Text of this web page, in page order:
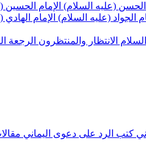
الحسن (عليه السلام) الإمام الحسين
الجواد (عليه السلام) الإمام
الانتظار والمنتظرون الرجعة
كتب الرد على دعوى اليماني